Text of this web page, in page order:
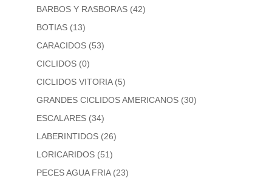
BARBOS Y RASBORAS (42)
BOTIAS (13)
CARACIDOS (53)
CICLIDOS (0)
CICLIDOS VITORIA (5)
GRANDES CICLIDOS AMERICANOS (30)
ESCALARES (34)
LABERINTIDOS (26)
LORICARIDOS (51)
PECES AGUA FRIA (23)